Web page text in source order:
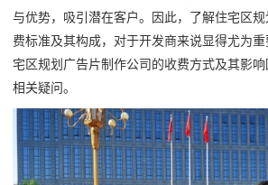
与优势，吸引潜在客户。因此，了解住宅区
费标准及其构成，对于开发商来说显得尤为
宅区规划广告片制作公司的收费方式及其影
相关疑问。